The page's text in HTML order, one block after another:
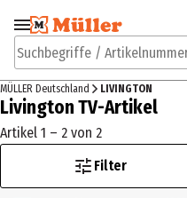
Zur Navigation
springen
Suchbegriffe / Artikelnummer
MÜLLER Deutschland LIVINGTON
Livington TV-Artikel
Artikel 1 – 2 von 2
Filter